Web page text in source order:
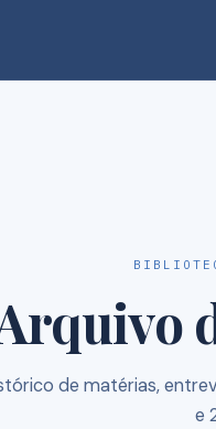
de matérias,
e